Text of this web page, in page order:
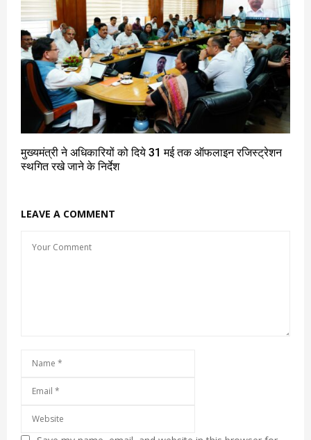
मुख्यमंत्री ने अधिकारियों को दिये 31 मई तक ऑफलाइन रजिस्ट्रेशन
स्थगित रखे जाने के निर्देश
LEAVE A COMMENT